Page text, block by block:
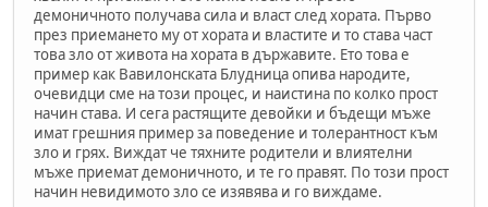
демоничното получава сила и власт след хората. Първо
през приемането му от хората и властите и то става част
това зло от живота на хората в държавите. Ето това е
пример как Вавилонската Блудница опива народите,
очевидци сме на този процес, и наистина по колко прост
начин става. И сега растящите девойки и бъдещи мъже
имат грешния пример за поведение и толерантност към
зло и грях. Виждат че тяхните родители и влиятелни
мъже приемат демоничното, и те го правят. По този прост
начин невидимото зло се изявява и го виждаме.